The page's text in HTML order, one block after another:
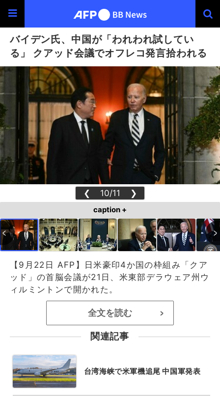
バイデン氏、中国が「われわれ試してい
る」 クアッド会議でオフレコ発言拾われる
❮ 10/11 ❯
caption +
【9月22日 AFP】日米豪印4か国の枠組み「クア
ッド」の首脳会議が21日、米東部デラウェア州ウ
ィルミントンで開かれた。
全文を読む >
関連記事
台湾海峡で米軍機追尾 中国軍発表